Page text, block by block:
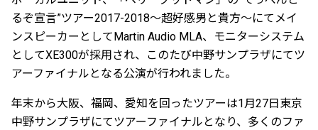
るぞ宣言”ツアー2017-2018〜超好感男と貴方〜にてメイ
ンスピーカーとしてMartin Audio MLA、モニターシステム
としてXE300が採用され、このたび中野サンプラザにてツ
アーファイナルとなる公演が行われました。
年末から大阪、福岡、愛知を回ったツアーは1月27日東京
中野サンプラザにてツアーファイナルとなり、多くのファ